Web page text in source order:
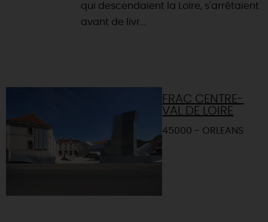
qui descendaient la Loire, s'arrêtaient
avant de livr...
FRAC CENTRE-
VAL DE LOIRE
45000 - ORLEANS